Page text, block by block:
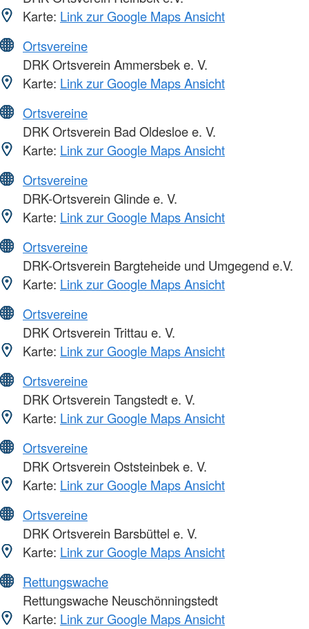
Karte: Link zur Google Maps Ansicht
Ortsvereine
DRK Ortsverein Ammersbek e. V.
Karte: Link zur Google Maps Ansicht
Ortsvereine
DRK Ortsverein Bad Oldesloe e. V.
Karte: Link zur Google Maps Ansicht
Ortsvereine
DRK-Ortsverein Glinde e. V.
Karte: Link zur Google Maps Ansicht
Ortsvereine
DRK-Ortsverein Bargteheide und Umgegend e.V.
Karte: Link zur Google Maps Ansicht
Ortsvereine
DRK Ortsverein Trittau e. V.
Karte: Link zur Google Maps Ansicht
Ortsvereine
DRK Ortsverein Tangstedt e. V.
Karte: Link zur Google Maps Ansicht
Ortsvereine
DRK Ortsverein Oststeinbek e. V.
Karte: Link zur Google Maps Ansicht
Ortsvereine
DRK Ortsverein Barsbüttel e. V.
Karte: Link zur Google Maps Ansicht
Rettungswache
Rettungswache Neuschönningstedt
Karte: Link zur Google Maps Ansicht